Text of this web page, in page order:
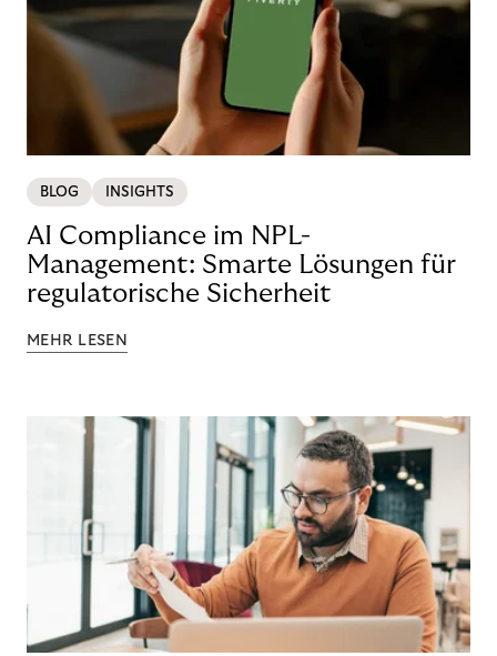
BLOG INSIGHTS
AI Compliance im NPL-
Management: Smarte Lösungen für
regulatorische Sicherheit
MEHR LESEN